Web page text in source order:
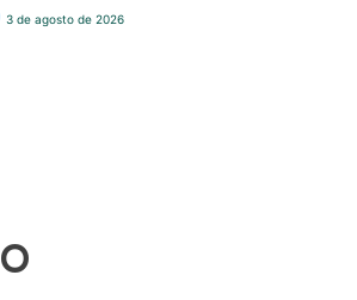
3 de agosto de 2026